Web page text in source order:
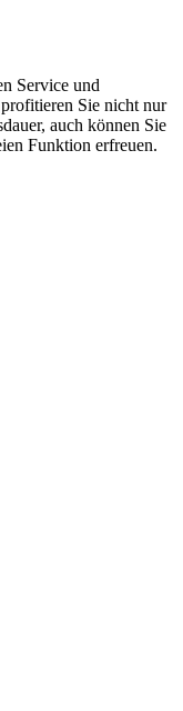
Service und
Sie nicht nur
auch können Sie
Funktion erfreuen.